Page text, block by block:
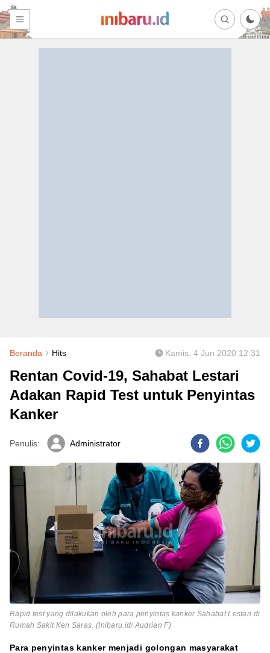
Beranda Hits Kamis, 4 Jun 2020 12:31
Rentan Covid-19, Sahabat Lestari
Adakan Rapid Test untuk Penyintas
Kanker
Penulis: Administrator
Rapid test yang dilakukan oleh para penyintas kanker Sahabat Lestari di
Rumah Sakit Ken Saras. (Inibaru.id/ Audrian F)
Para penyintas kanker menjadi golongan masyarakat